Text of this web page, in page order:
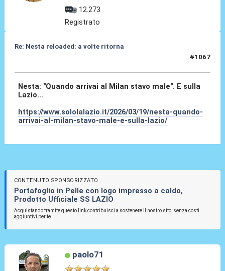
12.273
Registrato
Re: Nesta reloaded: a volte ritorna
#1067
Nesta: "Quando arrivai al Milan stavo male". E sulla
Lazio...
https://www.sololalazio.it/2026/03/19/nesta-quando-
arrivai-al-milan-stavo-male-e-sulla-lazio/
CONTENUTO SPONSORIZZATO
Portafoglio in Pelle con logo impresso a caldo,
Prodotto Ufficiale SS LAZIO
Acquistando tramite questo link contribuisci a sostenere il nostro sito, senza costi
aggiuntivi per te.
paolo71